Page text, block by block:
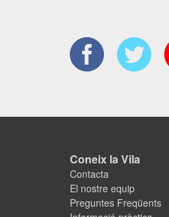
en la que tenim
MÉS
Coneix la Vila
Contacta
El nostre equip
Preguntes Freqüents